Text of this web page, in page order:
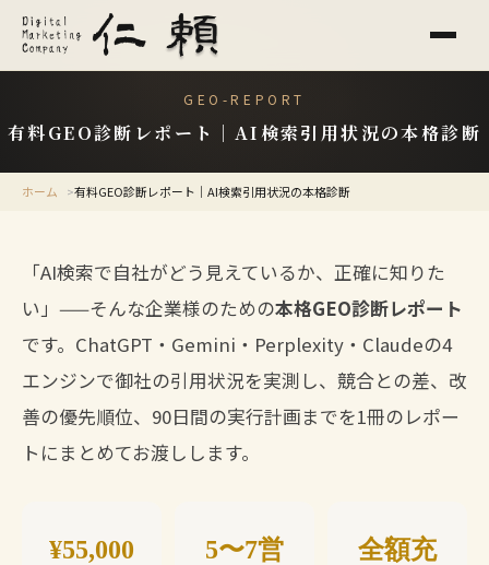
GEO-REPORT
有料GEO診断レポート｜AI検索引用状況の本格診断
ホーム 有料GEO診断レポート｜AI検索引用状況の本格診断
「AI検索で自社がどう見えているか、正確に知りた
い」——そんな企業様のための本格GEO診断レポート
です。ChatGPT・Gemini・Perplexity・Claudeの4
エンジンで御社の引用状況を実測し、競合との差、改
善の優先順位、90日間の実行計画までを1冊のレポー
トにまとめてお渡しします。
¥55,000
5〜7営
全額充